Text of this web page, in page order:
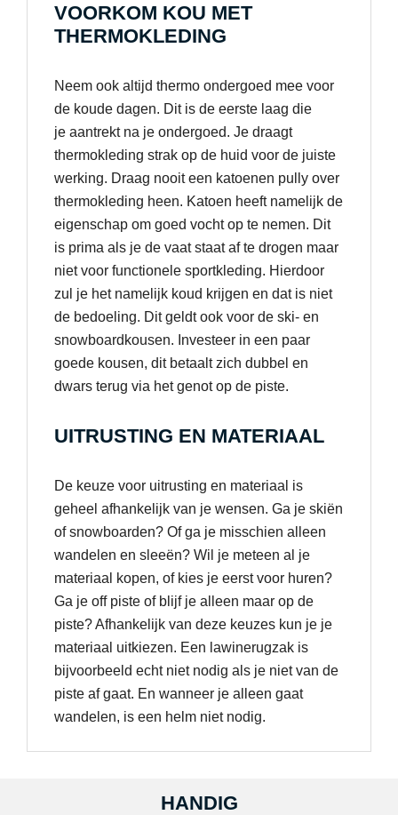
VOORKOM KOU MET
THERMOKLEDING
Neem ook altijd thermo ondergoed mee voor
de koude dagen. Dit is de eerste laag die
je aantrekt na je ondergoed. Je draagt
thermokleding strak op de huid voor de juiste
werking. Draag nooit een katoenen pully over
thermokleding heen. Katoen heeft namelijk de
eigenschap om goed vocht op te nemen. Dit
is prima als je de vaat staat af te drogen maar
niet voor functionele sportkleding. Hierdoor
zul je het namelijk koud krijgen en dat is niet
de bedoeling. Dit geldt ook voor de ski- en
snowboardkousen. Investeer in een paar
goede kousen, dit betaalt zich dubbel en
dwars terug via het genot op de piste.
UITRUSTING EN MATERIAAL
De keuze voor uitrusting en materiaal is
geheel afhankelijk van je wensen. Ga je skiën
of snowboarden? Of ga je misschien alleen
wandelen en sleeën? Wil je meteen al je
materiaal kopen, of kies je eerst voor huren?
Ga je off piste of blijf je alleen maar op de
piste? Afhankelijk van deze keuzes kun je je
materiaal uitkiezen. Een lawinerugzak is
bijvoorbeeld echt niet nodig als je niet van de
piste af gaat. En wanneer je alleen gaat
wandelen, is een helm niet nodig.
HANDIG